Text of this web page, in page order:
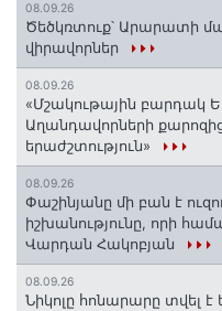
08.09.26
Ծեծկռտուք՝ Արարատի
վիրավորներ
08.09.26
«Մշակութային բարդակ
Աղանդավորների
երաժշտություն»
08.09.26
Փաշինյանը մի բան է
իշխանությունը, որի
Վարդան Հակոբյան
08.09.26
Նիկոլը հոնարարը տվել է